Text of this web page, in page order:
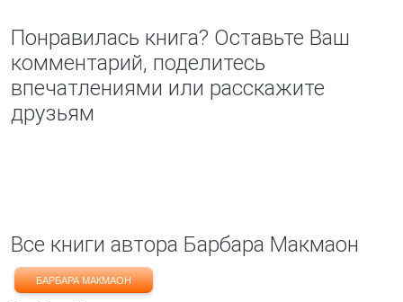
Понравилась книга? Оставьте Ваш
комментарий, поделитесь
впечатлениями или расскажите
друзьям
Все книги автора Барбара Макмаон
БАРБАРА МАКМАОН